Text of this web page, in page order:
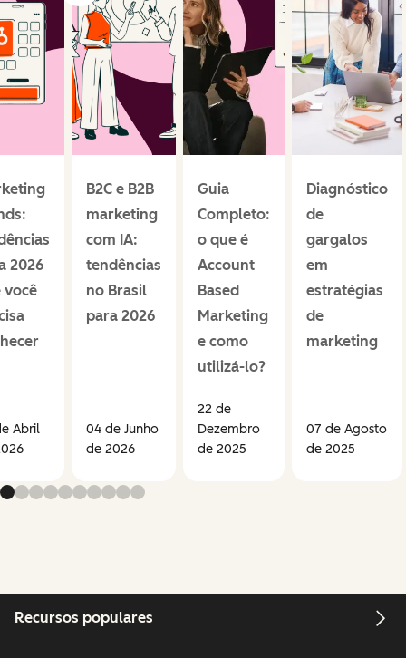
2026
você
Abril
B2C e B2B
marketing
com IA:
tendências
no Brasil
para 2026
04 de Junho
de 2026
Guia
Completo:
o que é
Account
Based
Marketing
e como
utilizá-lo?
22 de
Dezembro
de 2025
Diagnóstico
de
gargalos
em
estratégias
de
marketing
07 de Agosto
de 2025
Recursos populares